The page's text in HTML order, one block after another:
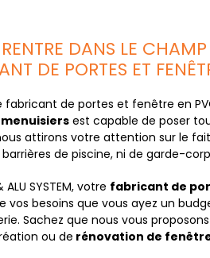
DANS LE
DE PORTES ET
fabricant de portes et fenêtre en
est capable de poser
attirons votre attention sur le
barrières de piscine, ni de garde-
SYSTEM, votre fabricant de
vos besoins que vous ayez un
Sachez que nous vous
ou de rénovation de